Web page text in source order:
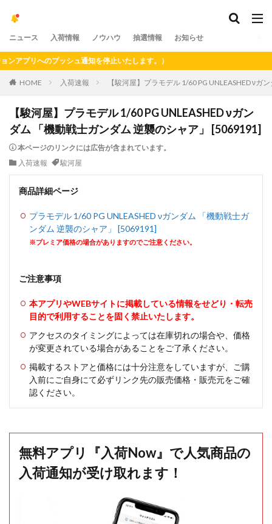
ニュース 入荷情報 ノウハウ 抽選情報 お知らせ
へのプッシュ通知を停止いたします。）
HOME 入荷速報 【駿河屋】プラモデル 1/60 PG UNLEASHED ν
【駿河屋】プラモデル 1/60 PG UNLEASHED νガン
ダム 「機動戦士ガンダム 逆襲のシャア」 [5069191]
本ページのリンクには広告が含まれています。
入荷速報
駿河屋
商品詳細ページ
プラモデル 1/60 PG UNLEASHED νガンダム 「機動戦士ガ
ンダム 逆襲のシャア」 [5069191]
※プレミア価格の場合がありますのでご注意ください。
ご注意事項
本アプリやWEBサイトに掲載している情報をせどり・転売
目的で利用することを固く禁止いたします。
アクセスのタイミングによっては在庫切れの場合や、価格
が変更されている場合があることをご了承ください。
掲載するストアと価格には十分注意をしていますが、ご購
入前にご自身にて必ずリンク先の販売価格・販売元をご確
認ください。
無料アプリ『入荷Now』で人気商品の
入荷通知が受け取れます！